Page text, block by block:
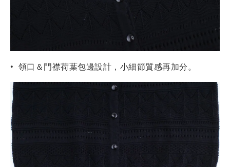
• 領口＆門襟荷葉包邊設計，小細節質感再加分。